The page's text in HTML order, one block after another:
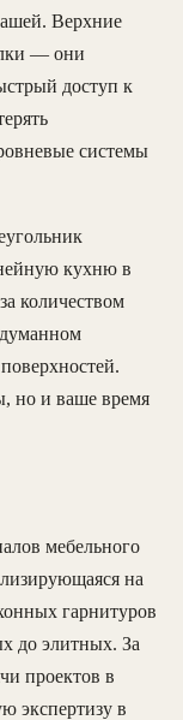
Верхние
— они
доступ к
системы
кухню в
количеством
но и ваше время
мебельного
на
гарнитуров
до элитных. За
проектов в
экспертизу в